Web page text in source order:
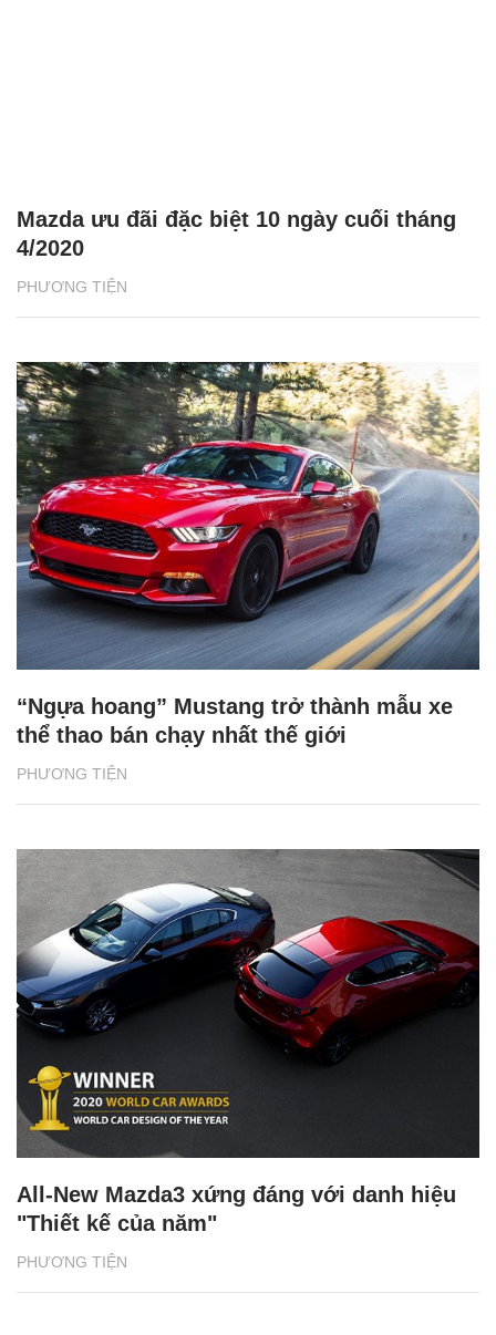
PHƯƠNG TIỆN
Mazda ưu đãi đặc biệt 10 ngày cuối tháng
4/2020
PHƯƠNG TIỆN
“Ngựa hoang” Mustang trở thành mẫu xe
thể thao bán chạy nhất thế giới
PHƯƠNG TIỆN
All-New Mazda3 xứng đáng với danh hiệu
"Thiết kế của năm"